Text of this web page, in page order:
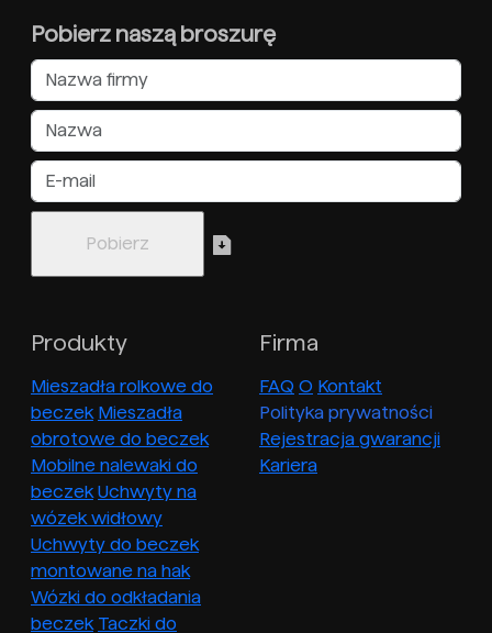
Pobierz naszą broszurę
Produkty
Mieszadła rolkowe do
beczek Mieszadła
obrotowe do beczek
Mobilne nalewaki do
beczek Uchwyty na
wózek widłowy
Uchwyty do beczek
montowane na hak
Wózki do odkładania
beczek Taczki do
Firma
FAQ O Kontakt
Polityka prywatności
Rejestracja gwarancji
Kariera